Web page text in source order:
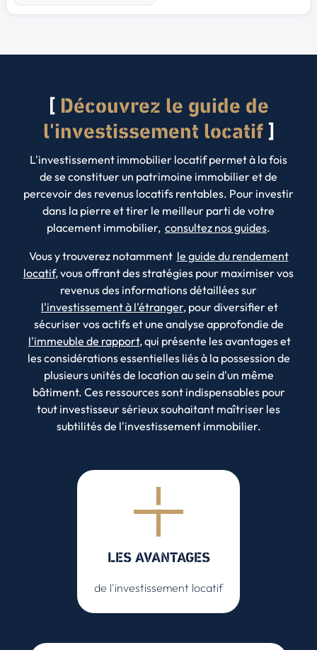
Découvrez le guide de
l'investissement locatif
L'investissement immobilier locatif permet à la fois
de se constituer un patrimoine immobilier et de
percevoir des revenus locatifs rentables. Pour investir
dans la pierre et tirer le meilleur parti de votre
placement immobilier, consultez nos guides.
Vous y trouverez notamment le guide du rendement
locatif, vous offrant des stratégies pour maximiser vos
revenus des informations détaillées sur
l'investissement à l'étranger, pour diversifier et
sécuriser vos actifs et une analyse approfondie de
l'immeuble de rapport, qui présente les avantages et
les considérations essentielles liés à la possession de
plusieurs unités de location au sein d'un même
bâtiment. Ces ressources sont indispensables pour
tout investisseur sérieux souhaitant maîtriser les
subtilités de l'investissement immobilier.
LES AVANTAGES
de l'investissement locatif